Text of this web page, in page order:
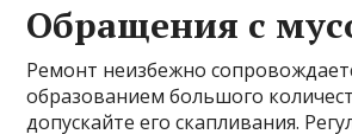
Обращения с
Ремонт неизбежно
образованием большого
допускайте его скапливания.